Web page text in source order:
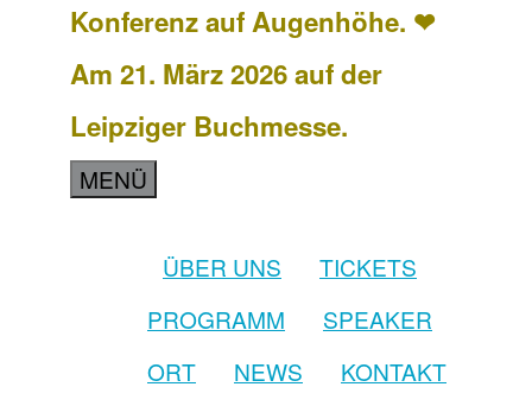
Konferenz auf Augenhöhe. ❤
Am 21. März 2026 auf der
Leipziger Buchmesse.
MENÜ
ÜBER UNS
TICKETS
PROGRAMM
SPEAKER
ORT
NEWS
KONTAKT